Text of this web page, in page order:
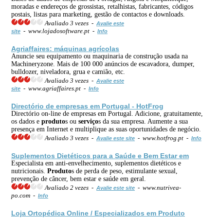
moradas e endereços de grossistas, retalhistas, fabricantes, códigos
postais, listas para marketing, gestão de contactos e downloads.
Avaliado 3 vezes - Avalie este
site - www.lojadosoftware.pt - Info
Agriaffaires: máquinas agrícolas
Anuncie seu equipamento ou maquinaria de construção usada na
Machineryzone. Mais de 100 000 anúncios de escavadora, dumper,
bulldozer, niveladora, grua e camião, etc.
Avaliado 3 vezes - Avalie este
site - www.agriaffaires.pt - Info
Directório de empresas em Portugal - HotFrog
Directório on-line de empresas em Portugal. Adicione, gratuitamente,
os dados e produtos ou serviços da sua empresa. Aumente a sua
presença em Internet e multiplique as suas oportunidades de negócio.
Avaliado 3 vezes - Avalie este site - www.hotfrog.pt - Info
Suplementos Dietéticos para a Saúde e Bem Estar em
Especialista em anti-envelhecimento, suplementos dietéticos e
nutricionais. Produtos de perda de peso, estimulante sexual,
prevenção de câncer, bem estar e saúde em geral.
Avaliado 2 vezes - Avalie este site - www.nutrivea-
po.com - Info
Loja Ortopédica Online / Especializados em Produto